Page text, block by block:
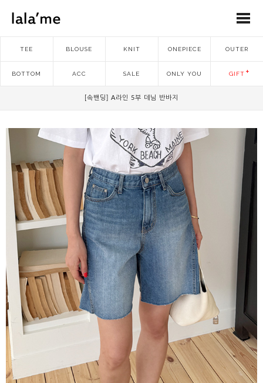
TEE BLOUSE KNIT ONEPIECE OUTER
BOTTOM ACC SALE ONLY YOU GIFT
[속밴딩] A라인 5부 데님 반바지